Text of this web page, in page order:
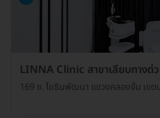
LINNA Clinic สาขาเลียบทางด่
169 ซ. โยธินพัฒนา แขวงคลองจั่น เข